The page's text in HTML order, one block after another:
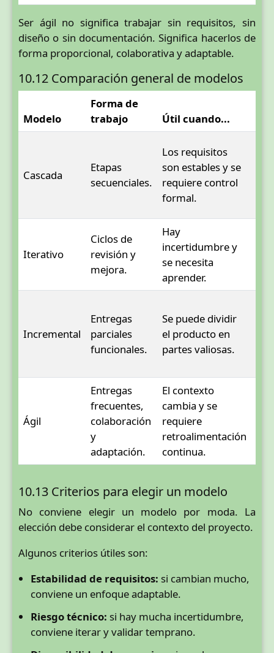
Ser ágil no significa trabajar sin requisitos, sin
diseño o sin documentación. Significa hacerlos de
forma proporcional, colaborativa y adaptable.
10.12 Comparación general de modelos
Modelo
Forma de
trabajo
Útil cuando...
Cascada
Etapas
secuenciales.
Los requisitos
son estables y se
requiere control
formal.
Iterativo
Ciclos de
revisión y
mejora.
Hay
incertidumbre y
se necesita
aprender.
Incremental
Entregas
parciales
funcionales.
Se puede dividir
el producto en
partes valiosas.
Ágil
Entregas
frecuentes,
colaboración
y
adaptación.
El contexto
cambia y se
requiere
retroalimentación
continua.
10.13 Criterios para elegir un modelo
No conviene elegir un modelo por moda. La
elección debe considerar el contexto del proyecto.
Algunos criterios útiles son:
Estabilidad de requisitos: si cambian mucho,
conviene un enfoque adaptable.
Riesgo técnico: si hay mucha incertidumbre,
conviene iterar y validar temprano.